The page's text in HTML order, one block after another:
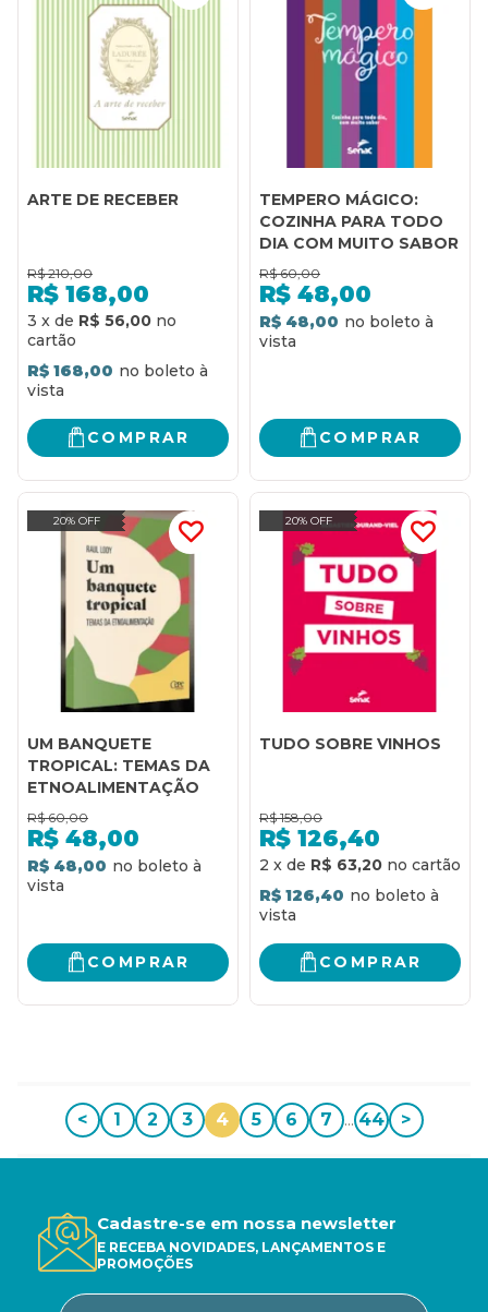
ARTE DE RECEBER
R$ 210,00
R$ 168,00
3 x de R$ 56,00
R$ 168,00
COMPRAR
TEMPERO MÁGICO:
COZINHA PARA TODO
DIA COM MUITO SABOR
R$ 60,00
R$ 48,00
R$ 48,00
COMPRAR
20% OFF
UM BANQUETE
TROPICAL: TEMAS DA
ETNOALIMENTAÇÃO
R$ 60,00
R$ 48,00
R$ 48,00
COMPRAR
20% OFF
TUDO SOBRE VINHOS
R$ 158,00
R$ 126,40
2 x de R$ 63,20
R$ 126,40
COMPRAR
< 1 2 3 4 5 6 7 ... 44 >
Cadastre-se em nossa newsletter
E RECEBA NOVIDADES, LANÇAMENTOS E
PROMOÇÕES